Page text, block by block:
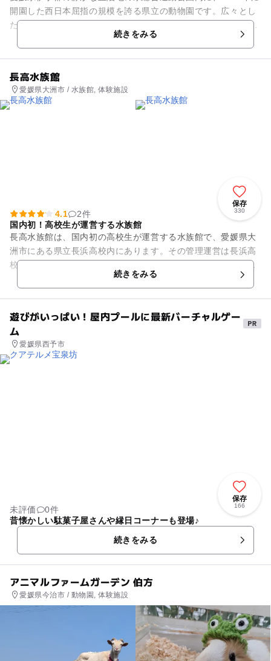
開園した西日本屈指の規模を誇る県立の動物園です。広々とし
た園内は、地理学、分類学、行動学に基づいて、10のゾーンに
続きをみる
長高水族館
愛媛県大洲市 / 水族館, 体験施設
保存
330
4.1
2件
国内初！高校生が運営する水族館
長高水族館は、国内初の高校生が運営する水族館で、愛媛県大
洲市にある県立長浜高校内にあります。その管理運営は長浜高
校水族館部員が行っており、地元肱川や瀬戸内海、宇和海、沖
縄の海にいたるまで、淡水や...続きをみる
遊びがいっぱい！屋内プールに最新バーチャルゲー
ム
愛媛県西予市
保存
166
未評価
0件
昔懐かしい駄菓子屋さんや縁日コーナーも登場♪
続きをみる
アニマルファームガーデン 伯方
愛媛県今治市 / 動物園, 体験施設